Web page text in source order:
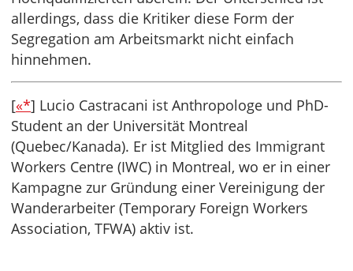
allerdings, dass die Kritiker diese Form der
Segregation am Arbeitsmarkt nicht einfach
hinnehmen.
[«*] Lucio Castracani ist Anthropologe und PhD-
Student an der Universität Montreal
(Quebec/Kanada). Er ist Mitglied des Immigrant
Workers Centre (IWC) in Montreal, wo er in einer
Kampagne zur Gründung einer Vereinigung der
Wanderarbeiter (Temporary Foreign Workers
Association, TFWA) aktiv ist.